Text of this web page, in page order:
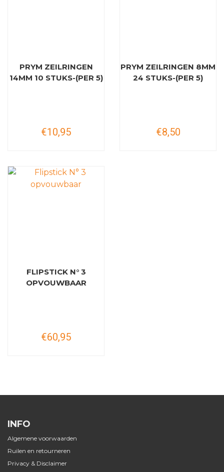
PRYM ZEILRINGEN
14MM 10 STUKS-(PER 5)
€10,95
PRYM ZEILRINGEN 8MM
24 STUKS-(PER 5)
€8,50
FLIPSTICK N° 3
OPVOUWBAAR
€60,95
INFO
Algemene voorwaarden
Ruilen en retourneren
Privacy & Disclaimer